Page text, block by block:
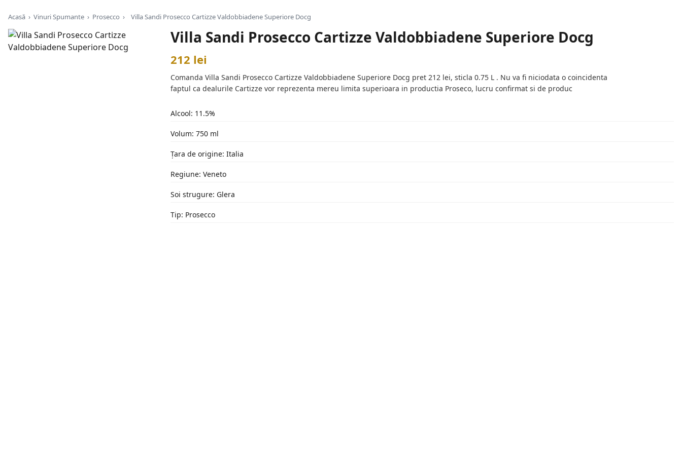
Acasă › Vinuri Spumante › Prosecco › Villa Sandi Prosecco Cartizze Valdobbiadene Superiore Docg
Villa Sandi Prosecco Cartizze Valdobbiadene Superiore Docg
212 lei
Comanda Villa Sandi Prosecco Cartizze Valdobbiadene Superiore Docg pret 212 lei, sticla 0.75 L . Nu va fi niciodata o coincidenta
faptul ca dealurile Cartizze vor reprezenta mereu limita superioara in productia Proseco, lucru confirmat si de produc
Alcool: 11.5%
Volum: 750 ml
Țara de origine: Italia
Regiune: Veneto
Soi strugure: Glera
Tip: Prosecco